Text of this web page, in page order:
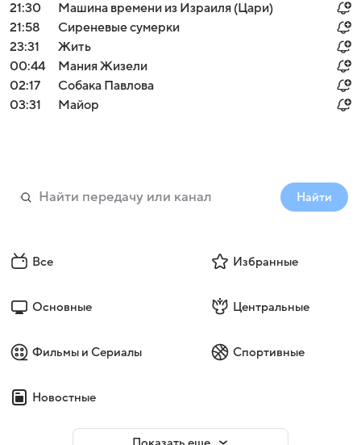
21:30
Машина времени из Израиля (Цари)
21:58
Сиреневые сумерки
23:31
Жить
00:44
Мания Жизели
02:17
Собака Павлова
03:31
Майор
Найти
Все Избранные
Основные Центральные
Фильмы и Сериалы Спортивные
Новостные